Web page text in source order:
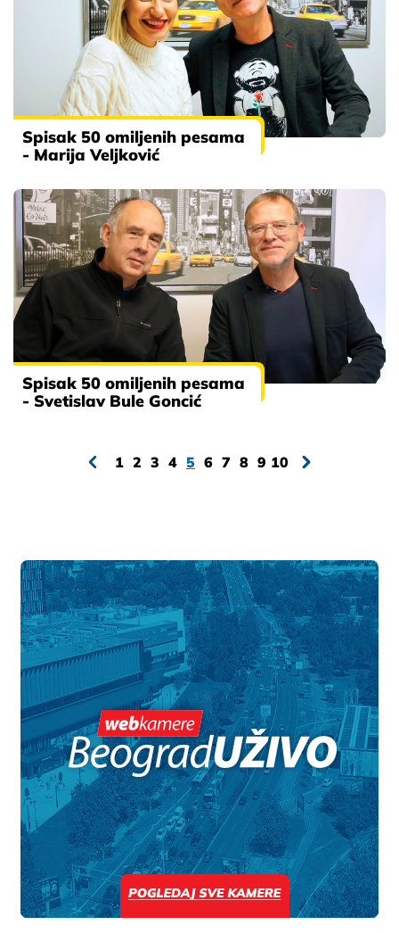
Spisak 50 omiljenih pesama
- Marija Veljković
Spisak 50 omiljenih pesama
- Svetislav Bule Goncić
1 2 3 4 5 6 7 8 9 10